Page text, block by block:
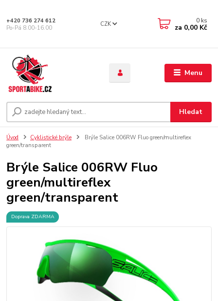
Menu
CZK
Hledat
+420 736 274 612
Po-Pá 8.00-16.00
0 ks
za 0,00 Kč
Úvod Cyklistické brýle
Brýle Salice 006RW Fluo green/multireflex
green/transparent
Brýle Salice 006RW Fluo
green/multireflex
green/transparent
Doprava ZDARMA